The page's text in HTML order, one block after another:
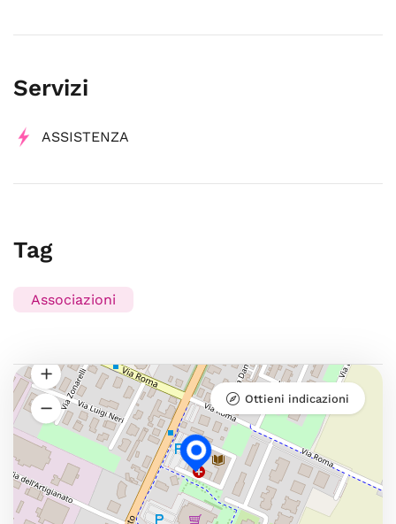
Servizi
ASSISTENZA
Tag
Associazioni
Ottieni indicazioni